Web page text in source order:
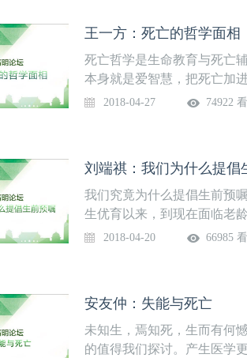
不是安乐死。我们建议的只
救，不进行给病人带来病痛
临。我们可以非常欣慰地告
行一份生前遗嘱，不违反中
在非常非常意外的情况下，
下，如果你已经填写过了，
的支持你，实现你本人的愿
望一个尽量的，无痛苦有尊
王一方：死亡的哲学面相
死亡哲学是生命教育与死亡
本身就是爱智慧，把死亡加
扩展死亡认知、叩问人生母
天我们要向死而生，转而去
今天我们要祛除生理主义、
要讲技术，我要讲科学，同
观。有灵性、无宗教，这里
2018-04-27 74922
刘端祺：我们为什么提倡
我们究竟为什么提倡生前预
生优育以来，到现在面临老
议，在人口政策方面，不能
节。我们在推广过程中发现
度，尽管讲的是死亡，我们
好。大家都要直视死亡，父
2018-04-20 66985
安友仲：失能与死亡
未知生，焉知死，生而有何
的值得我们探讨。产生医学